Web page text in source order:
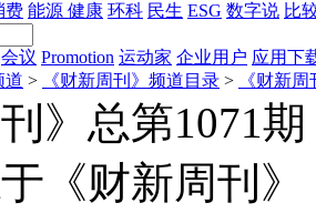
费 能源 健康 环科 民生 ESG 数字说 比
会议 Promotion 运动家 企业用户 应用下
道 > 《财新周刊》频道目录 > 《财新
》总第1071期
《财新周刊